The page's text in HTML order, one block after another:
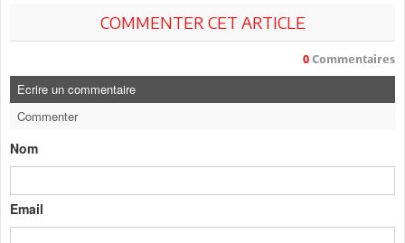
COMMENTER CET ARTICLE
0 Commentaires
Ecrire un commentaire
Commenter
Nom
Email